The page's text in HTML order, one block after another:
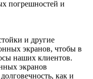
погрешностей и
и другие
экранов, чтобы в
наших клиентов.
экранов
как и